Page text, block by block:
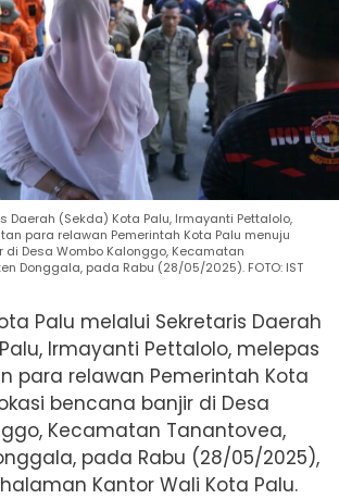
Daerah (Sekda) Kota Palu, Irmayanti Pettalolo,
para relawan Pemerintah Kota Palu menuju
Desa Wombo Kalonggo, Kecamatan
Donggala, pada Rabu (28/05/2025). FOTO: IST
Palu melalui Sekretaris Daerah
Irmayanti Pettalolo, melepas
para relawan Pemerintah Kota
bencana banjir di Desa
Kecamatan Tanantovea,
pada Rabu (28/05/2025),
Kantor Wali Kota Palu.